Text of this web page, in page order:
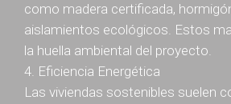
como madera certificada,
aislamientos ecológicos. Estos
la huella ambiental del proyecto.
4. Eficiencia Energética
Las viviendas sostenibles suelen